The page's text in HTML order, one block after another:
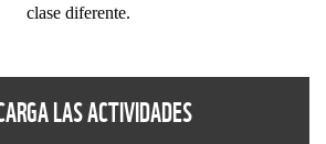
clase diferente.
LAS ACTIVIDADES